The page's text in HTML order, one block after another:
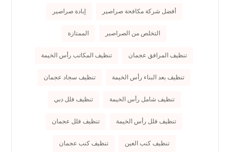
أفضل شركة مكافحة صراصير إبادة صراصير
التخلص من الصراصير الممتازة
تنظيف المرافق عجمان تنظيف المكاتب رأس الخيمة
تنظيف بعد البناء رأس الخيمة تنظيف سجاد عجمان
تنظيف شامل رأس الخيمة تنظيف فلل دبي
تنظيف فلل رأس الخيمة تنظيف فلل عجمان
تنظيف كنب العين تنظيف كنب عجمان